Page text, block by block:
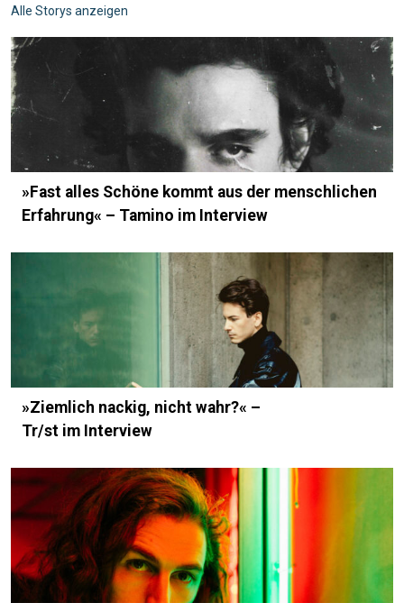
Alle Storys anzeigen
»Fast alles Schöne kommt aus der menschlichen
Erfahrung« – Tamino im Interview
»Ziemlich nackig, nicht wahr?« –
Tr/st im Interview